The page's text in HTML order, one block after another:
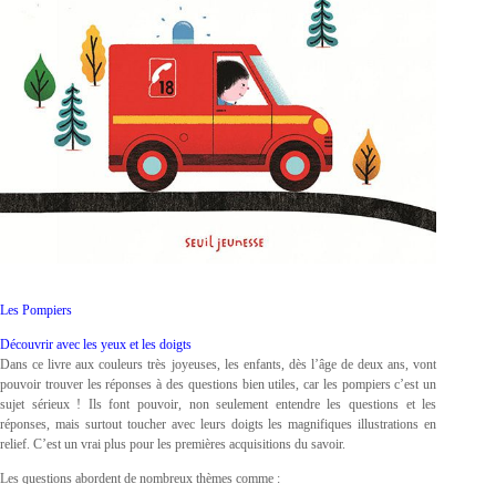
Les Pompiers
Découvrir avec les yeux et les doigts
Dans ce livre aux couleurs très joyeuses, les enfants, dès l’âge de deux ans, vont
pouvoir trouver les réponses à des questions bien utiles, car les pompiers c’est un
sujet sérieux ! Ils font pouvoir, non seulement entendre les questions et les
réponses, mais surtout toucher avec leurs doigts les magnifiques illustrations en
relief. C’est un vrai plus pour les premières acquisitions du savoir.
Les questions abordent de nombreux thèmes comme :